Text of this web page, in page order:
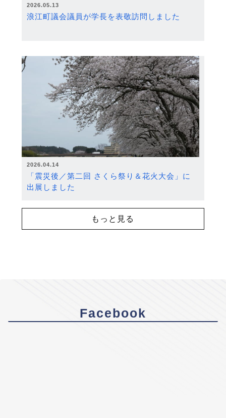
2026.05.13
浪江町議会議員が学長を表敬訪問しました
2026.04.14
「震災後／第二回 さくら祭り＆花火大会」に
出展しました
もっと見る
Facebook